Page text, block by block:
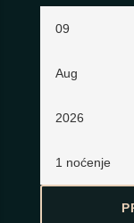
09
Aug
2026
1 noćenje